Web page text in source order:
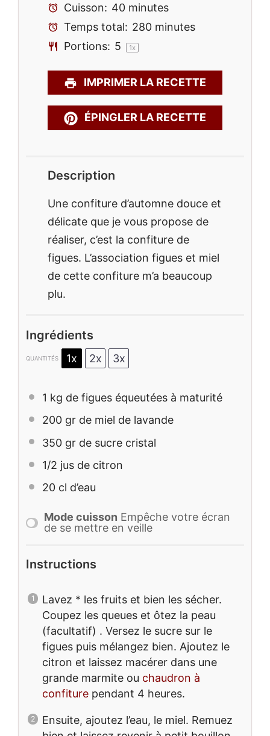
Cuisson: 40 minutes
Temps total: 280 minutes
Portions: 5 1x
IMPRIMER LA RECETTE
ÉPINGLER LA RECETTE
Description
Une confiture d’automne douce et
délicate que je vous propose de
réaliser, c’est la confiture de
figues. L’association figues et miel
de cette confiture m’a beaucoup
plu.
Ingrédients
QUANTITÉS 1x 2x 3x
1 kg de figues équeutées à maturité
200 gr de miel de lavande
350 gr de sucre cristal
1/2 jus de citron
20 cl d’eau
Mode cuisson Empêche votre écran
de se mettre en veille
Instructions
Lavez * les fruits et bien les sécher.
Coupez les queues et ôtez la peau
(facultatif) . Versez le sucre sur le
figues puis mélangez bien. Ajoutez le
citron et laissez macérer dans une
grande marmite ou chaudron à
confiture pendant 4 heures.
Ensuite, ajoutez l’eau, le miel. Remuez